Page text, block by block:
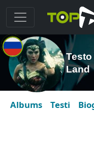
Land
Albums Testi